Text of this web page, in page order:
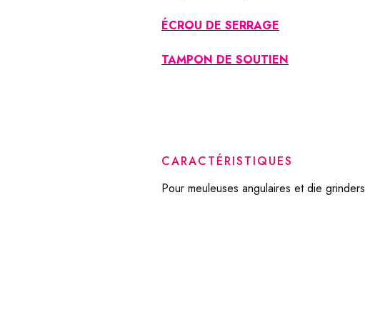
ÉCROU DE SERRAGE
TAMPON DE SOUTIEN
CARACTÉRISTIQUES
Pour meuleuses angulaires et die grinders